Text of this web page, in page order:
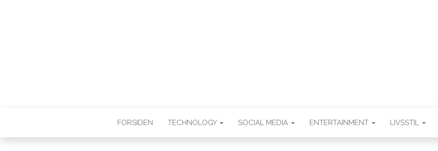
FORSIDEN TECHNOLOGY SOCIAL MEDIA ENTERTAINMENT LIVSSTIL